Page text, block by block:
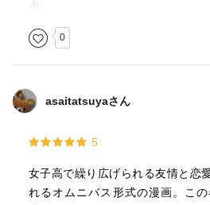
0
asaitatsuyaさん
5
女子高で繰り広げられる友情と恋
れるオムニバス形式の漫画。こ